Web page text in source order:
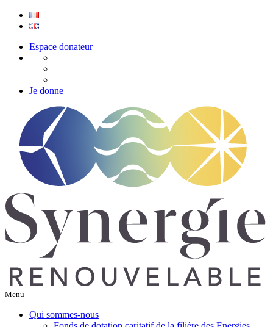
Espace donateur
Je donne
Menu
Qui sommes-nous